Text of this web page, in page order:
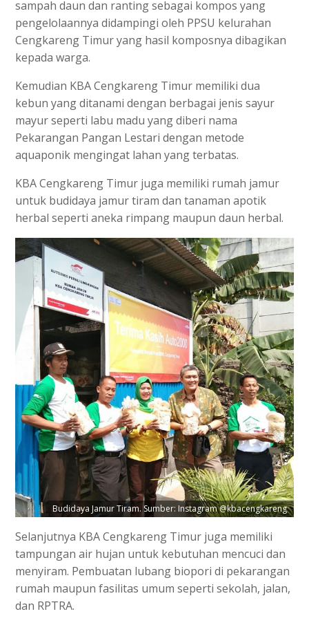
sampah daun dan ranting sebagai kompos yang
pengelolaannya didampingi oleh PPSU kelurahan
Cengkareng Timur yang hasil komposnya dibagikan
kepada warga.
Kemudian KBA Cengkareng Timur memiliki dua
kebun yang ditanami dengan berbagai jenis sayur
mayur seperti labu madu yang diberi nama
Pekarangan Pangan Lestari dengan metode
aquaponik mengingat lahan yang terbatas.
KBA Cengkareng Timur juga memiliki rumah jamur
untuk budidaya jamur tiram dan tanaman apotik
herbal seperti aneka rimpang maupun daun herbal.
Budidaya Jamur Tiram. Sumber: Instagram @kbacengkareng
Selanjutnya KBA Cengkareng Timur juga memiliki
tampungan air hujan untuk kebutuhan mencuci dan
menyiram. Pembuatan lubang biopori di pekarangan
rumah maupun fasilitas umum seperti sekolah, jalan,
dan RPTRA.